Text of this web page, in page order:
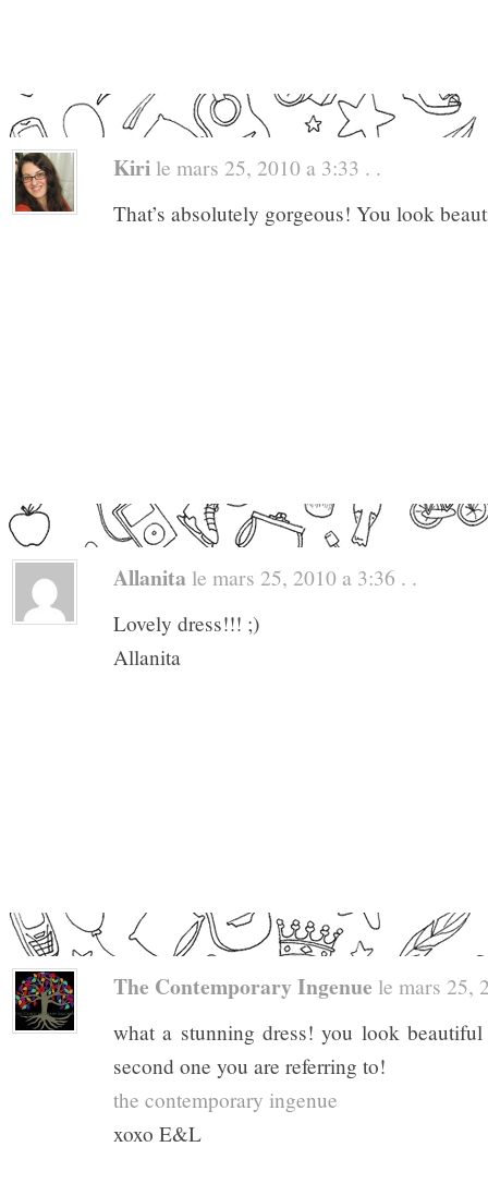
Kiri le mars 25, 2010 a 3:33 . .
That’s absolutely gorgeous! You look
Allanita le mars 25, 2010 a 3:36 . .
Lovely dress!!! ;)
Allanita
The Contemporary Ingenue le mars 25,
what a stunning dress! you look
second one you are referring to!
the contemporary ingenue
xoxo E&L